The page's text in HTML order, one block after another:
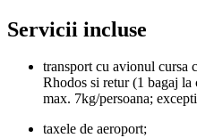
Servicii incluse
transport cu avionul cursa
Rhodos si retur (1 bagaj
max. 7kg/persoana;
taxele de aeroport;